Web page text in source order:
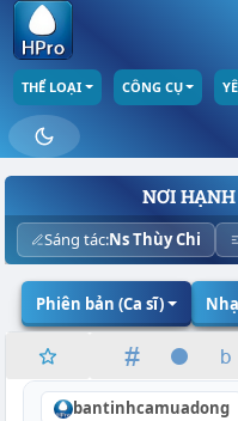
THỂ LOẠI CÔNG CỤ
NƠI
Sáng tác:Ns Thùy Chi
Phiên bản (Ca sĩ)
bantinhcamuadong